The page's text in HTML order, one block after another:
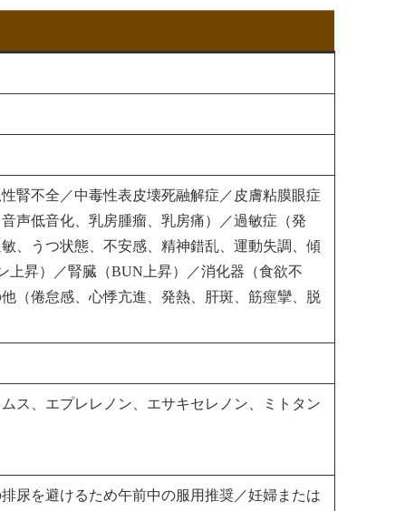
腎不全／中毒性表皮壊死融解症／皮膚粘膜眼症
声低音化、乳房腫瘤、乳房痛）／過敏症（発
、うつ状態、不安感、精神錯乱、運動失調、傾
上昇）／腎臓（BUN上昇）／消化器（食欲不
（倦怠感、心悸亢進、発熱、肝斑、筋痙攣、脱
ス、エプレレノン、エサキセレノン、ミトタン
尿を避けるため午前中の服用推奨／妊婦または